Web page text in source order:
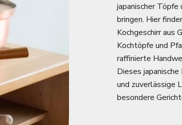
japanischer Töpfe
bringen. Hier
Kochgeschirr aus
Kochtöpfe und
raffinierte
Dieses
und zuverlässige
besondere